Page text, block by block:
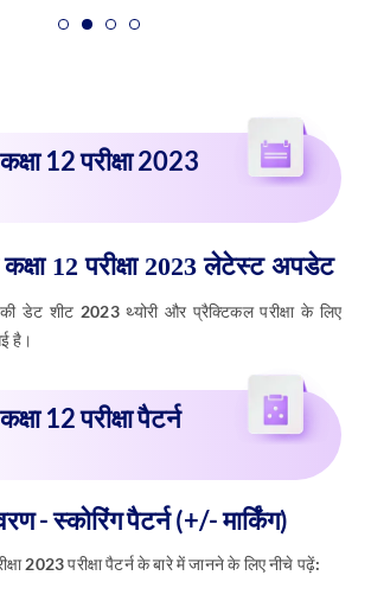
कक्षा 12 परीक्षा 2023
की डेट शीट 2023 थ्योरी और प्रैक्टिकल परीक्षा के लिए
है।
12 परीक्षा पैटर्न
2023 परीक्षा पैटर्न के बारे में जानने के लिए नीचे पढ़ें: